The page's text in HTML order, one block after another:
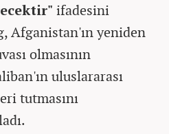
ifadesini
Afganistan'ın yeniden
olmasının
uluslararası
tutmasını